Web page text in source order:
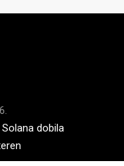
dobila